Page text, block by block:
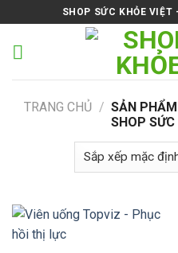
to
content
SHOP SỨC KHỎE
TRANG CHỦ / SẢN
SHOP SỨC